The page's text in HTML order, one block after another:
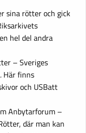
sina rötter och gick
hel del andra
– Sveriges
Här finns
och USBatt
Anbytarforum –
där man kan